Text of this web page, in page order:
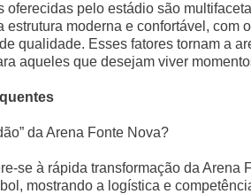
oferecidas pelo estádio são
estrutura moderna e confortável,
qualidade. Esses fatores tornam a
aqueles que desejam viver
da Arena Fonte Nova?
se à rápida transformação da
mostrando a logística e